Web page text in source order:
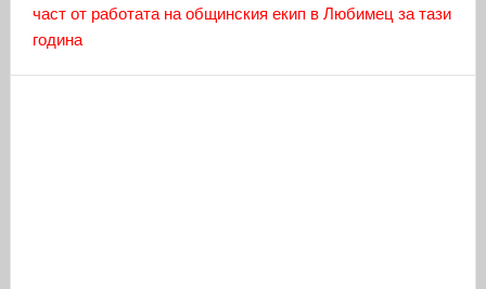
част от работата на общинския екип в Любимец за тази
година